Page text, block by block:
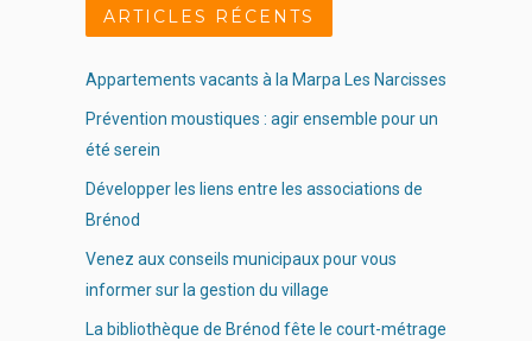
ARTICLES RÉCENTS
Appartements vacants à la Marpa Les Narcisses
Prévention moustiques : agir ensemble pour un
été serein
Développer les liens entre les associations de
Brénod
Venez aux conseils municipaux pour vous
informer sur la gestion du village
La bibliothèque de Brénod fête le court-métrage